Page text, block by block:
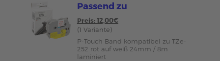
Passend zu
Preis: 12,00€
(1 Variante)
P-Touch Band kompatibel zu TZe-
252 rot auf weiß 24mm / 8m
laminiert